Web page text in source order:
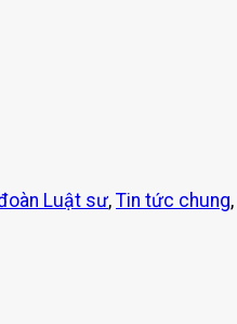
Luật sư, Tin tức chung,